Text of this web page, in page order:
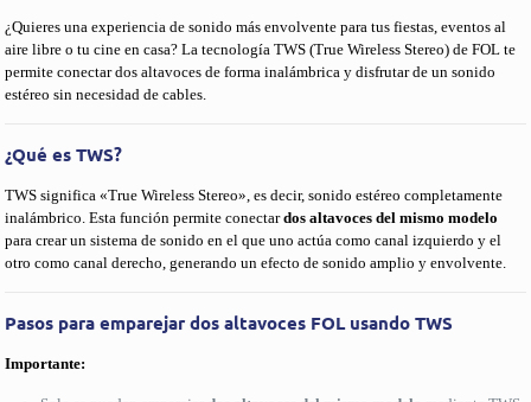
¿Quieres una experiencia de sonido más envolvente para tus fiestas, eventos al
aire libre o tu cine en casa? La tecnología TWS (True Wireless Stereo) de FOL te
permite conectar dos altavoces de forma inalámbrica y disfrutar de un sonido
estéreo sin necesidad de cables.
¿Qué es TWS?
TWS significa «True Wireless Stereo», es decir, sonido estéreo completamente
inalámbrico. Esta función permite conectardos altavoces del mismo modelo
para crear un sistema de sonido en el que uno actúa como canal izquierdo y el
otro como canal derecho, generando un efecto de sonido amplio y envolvente.
Pasos para emparejar dos altavoces FOL usando TWS
Importante: